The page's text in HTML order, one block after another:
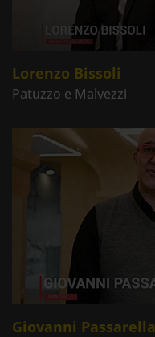
Lorenzo Bissoli
Patuzzo e Malvezzi
Giovanni Passarella